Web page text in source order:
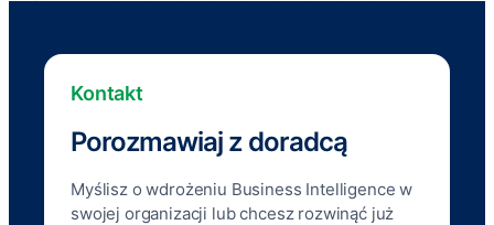
Kontakt
Porozmawiaj z doradcą
Myślisz o wdrożeniu Business Intelligence w
swojej organizacji lub chcesz rozwinąć już